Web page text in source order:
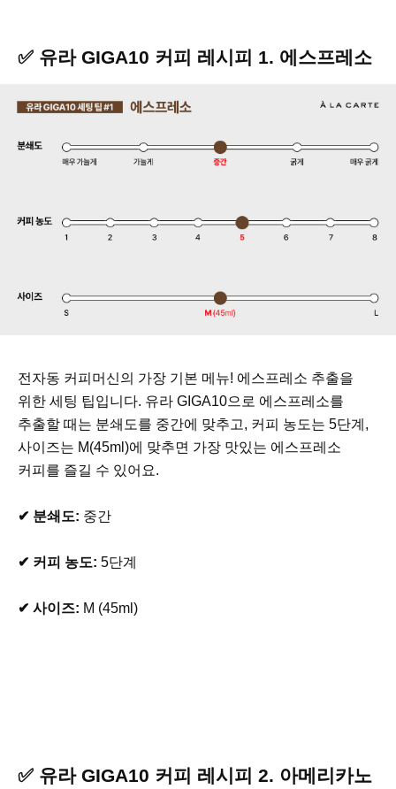
✅ 유라 GIGA10 커피 레시피 1. 에스프레소
전자동 커피머신의 가장 기본 메뉴! 에스프레소 추출을
위한 세팅 팁입니다. 유라 GIGA10으로 에스프레소를
추출할 때는 분쇄도를 중간에 맞추고, 커피 농도는 5단계,
사이즈는 M(45ml)에 맞추면 가장 맛있는 에스프레소
커피를 즐길 수 있어요.
✔ 분쇄도: 중간
✔ 커피 농도: 5단계
✔ 사이즈: M (45ml)
✅ 유라 GIGA10 커피 레시피 2. 아메리카노